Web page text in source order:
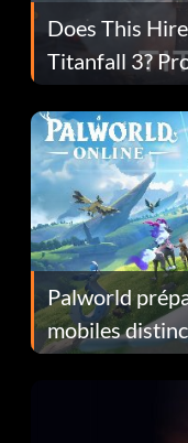
Does This
Titanfall 3?
Fans Are
Palworld
mobiles